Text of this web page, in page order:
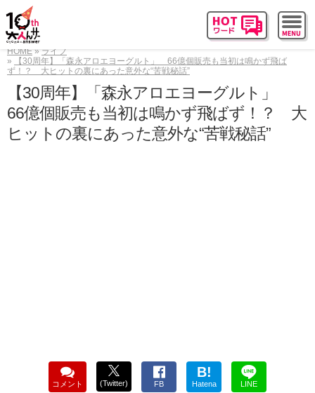
HOME
ライフ
【30周年】「森永アロエヨーグルト」 66億個販売も当初は鳴かず飛ば
ず！？ 大ヒットの裏にあった意外な“苦戦秘話”
【30周年】「森永アロエヨーグルト」
66億個販売も当初は鳴かず飛ばず！？ 大
ヒットの裏にあった意外な“苦戦秘話”
コメント (Twitter) FB
B!
Hatena LINE